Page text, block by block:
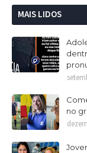
MAIS LIDOS
no